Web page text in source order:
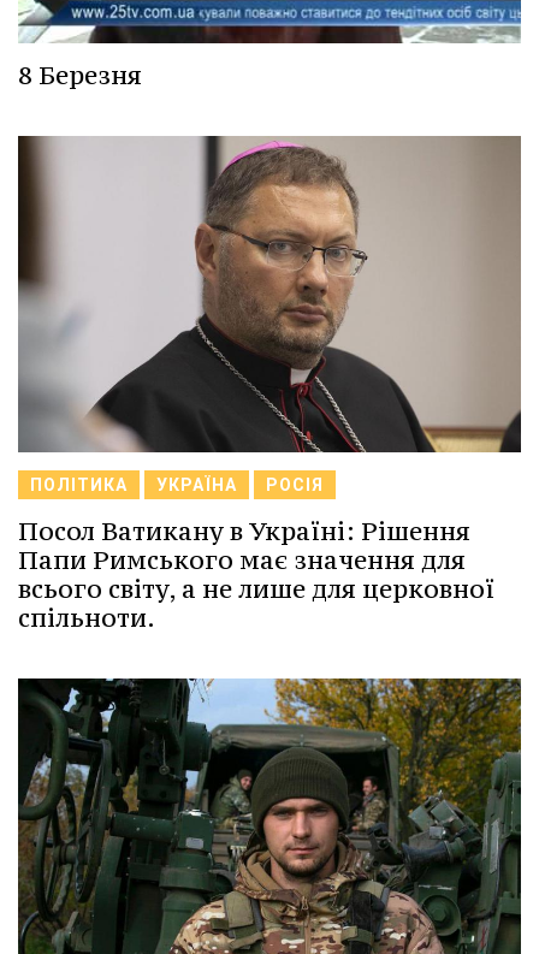
8 Березня
ПОЛІТИКА УКРАЇНА РОСІЯ
Посол Ватикану в Україні: Рішення
Папи Римського має значення для
всього світу, а не лише для церковної
спільноти.